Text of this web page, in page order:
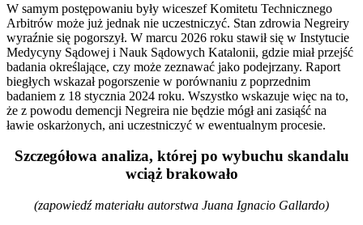
W samym postępowaniu były wiceszef Komitetu Technicznego
Arbitrów może już jednak nie uczestniczyć. Stan zdrowia Negreiry
wyraźnie się pogorszył. W marcu 2026 roku stawił się w Instytucie
Medycyny Sądowej i Nauk Sądowych Katalonii, gdzie miał przejść
badania określające, czy może zeznawać jako podejrzany. Raport
biegłych wskazał pogorszenie w porównaniu z poprzednim
badaniem z 18 stycznia 2024 roku. Wszystko wskazuje więc na to,
że z powodu demencji Negreira nie będzie mógł ani zasiąść na
ławie oskarżonych, ani uczestniczyć w ewentualnym procesie.
Szczegółowa analiza, której po wybuchu skandalu
wciąż brakowało
(zapowiedź materiału autorstwa Juana Ignacio Gallardo)